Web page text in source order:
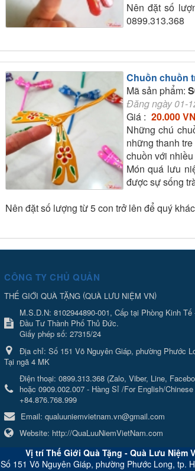
Nên đặt số
0899.313.368
Chuồn chuồn
Mã sản phẩm:
Đăng ngày 01-
Giá : 20.000
Những chú
những thanh
chuồn với
Món quá lưu
được sự sống
Nên đặt số lượng từ 5 con trở lên để quý
CÔNG TY CHỦ QUẢN
THẾ GIỚI QUÀ TẶNG (QUÀ LƯU NIỆM VN)
M.S.D.N: 8102944890-001, Cấp tại Phòng Kinh
Đầu Tư Thành Phố Thủ Đức.
Giấy phép số: 27315/24
Địa chỉ: Số 151 Võ Nguyên Giáp, phường Phước
Tại ngã 4 MK
Điện thoại: 0899.313.368 (Zalo, Viber, Line,
hoặc 0909.002.007 - Hàng Sỉ /For English/
+84.876.768.999
Email: qualuuniemvietnam.vn@gmail.com
Website: http://QuaLuuNiemVietNam.com
Vị trí Thế Giới Quà Tặng - Quà Lưu Niệm
Số 151 Võ Nguyên Giáp, phường Phước Long, tp.